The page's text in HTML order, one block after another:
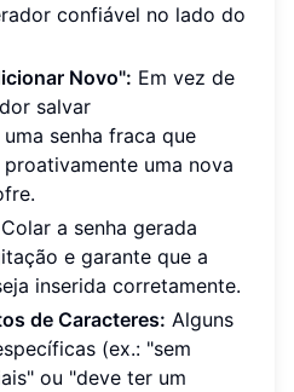
confiável no lado do
Novo": Em vez de
salvar
senha fraca que
uma nova
Colar a senha gerada
e garante que a
inserida corretamente.
de Caracteres: Alguns
(ex.: "sem
ou "deve ter um